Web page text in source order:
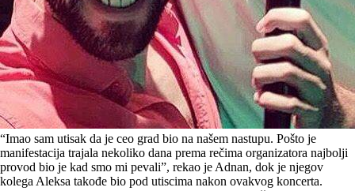
“Imao sam utisak da je ceo grad bio na našem nastupu. Pošto je
manifestacija trajala nekoliko dana prema rečima organizatora najbolji
provod bio je kad smo mi pevali”, rekao je Adnan, dok je njegov
kolega Aleksa takođe bio pod utiscima nakon ovakvog koncerta.